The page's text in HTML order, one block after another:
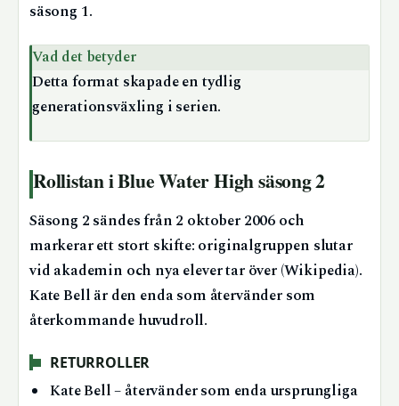
säsong 1.
Vad det betyder
Detta format skapade en tydlig
generationsväxling i serien.
Rollistan i Blue Water High säsong 2
Säsong 2 sändes från 2 oktober 2006 och
markerar ett stort skifte: originalgruppen slutar
vid akademin och nya elever tar över (Wikipedia).
Kate Bell är den enda som återvänder som
återkommande huvudroll.
RETURROLLER
Kate Bell – återvänder som enda ursprungliga